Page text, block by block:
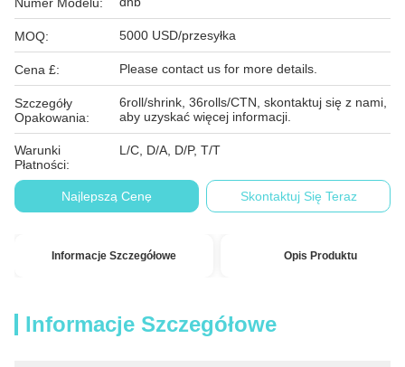
MOQ: 5000 USD/przesyłka
Cena £: Please contact us for more details.
Szczegóły
Opakowania:
6roll/shrink, 36rolls/CTN, skontaktuj się z nami,
aby uzyskać więcej informacji.
Warunki
Płatności:
L/C, D/A, D/P, T/T
Najlepszą Cenę Skontaktuj Się Teraz
Informacje Szczegółowe Opis Produktu
Informacje Szczegółowe